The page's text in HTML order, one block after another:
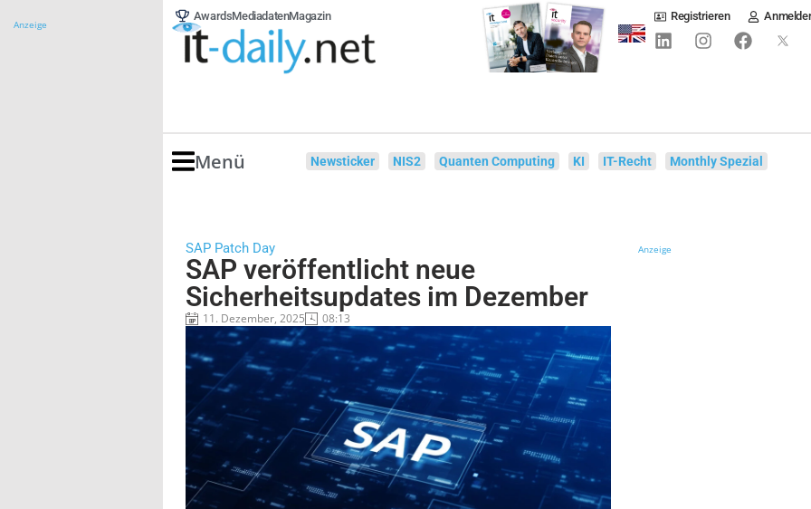
Anzeige
AwardsMediadatenMagazin Registrieren
Menü Newsticker NIS2 Quanten Computing KI IT-Recht Monthly Spezial
SAP Patch Day
SAP veröffentlicht neue
Sicherheitsupdates im Dezember
11. Dezember, 2025 08:13
Anzeige